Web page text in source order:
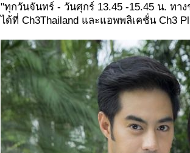
"ทุกวันจันทร์ - วันศุกร์ 13.45 -15.45 น. ทา
ได้ที่ Ch3Thailand และแอพพลิเคชั่น Ch3